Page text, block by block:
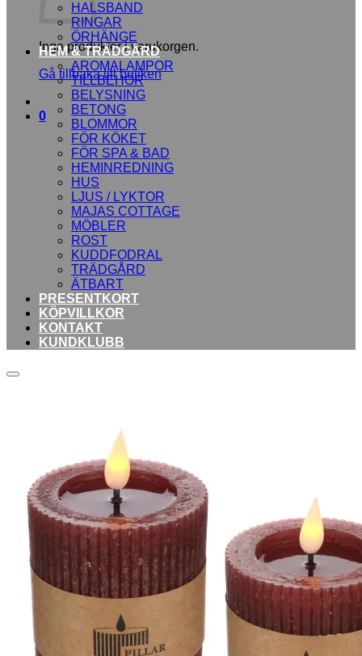
Inga produkter i varukorgen.
Gå tillbaka till butiken
0
HALSBAND
RINGAR
ÖRHÄNGE
HEM & TRÄDGÅRD
AROMALAMPOR
TILLBEHÖR
BELYSNING
BETONG
BLOMMOR
FÖR KÖKET
FÖR SPA & BAD
HEMINREDNING
HUS
LJUS / LYKTOR
MAJAS COTTAGE
MÖBLER
ROST
KUDDFODRAL
TRÄDGÅRD
ÄTBART
PRESENTKORT
KÖPVILLKOR
KONTAKT
KUNDKLUBB